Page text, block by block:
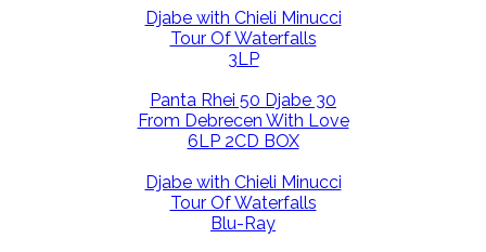
Djabe with Chieli Minucci
Tour Of Waterfalls
3LP
Panta Rhei 50 Djabe 30
From Debrecen With Love
6LP 2CD BOX
Djabe with Chieli Minucci
Tour Of Waterfalls
Blu-Ray